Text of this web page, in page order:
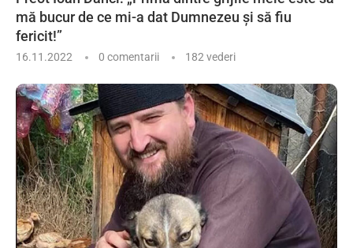
mă bucur de ce mi-a dat Dumnezeu și să fiu
fericit!”
16.11.2022 0 comentarii 182vederi